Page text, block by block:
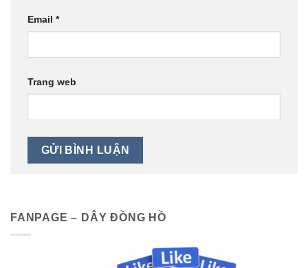
Email *
Trang web
FANPAGE – DÂY ĐỒNG HỒ